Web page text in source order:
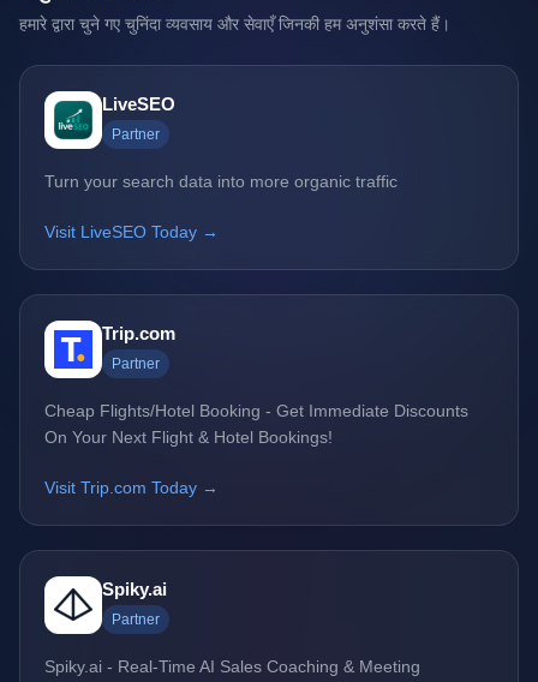
हमारे द्वारा चुने गए चुनिंदा व्यवसाय और सेवाएँ जिनकी हम अनुशंसा करते हैं।
LiveSEO
Partner
Turn your search data into more organic traffic
Visit LiveSEO Today →
Trip.com
Partner
Cheap Flights/Hotel Booking - Get Immediate Discounts
On Your Next Flight & Hotel Bookings!
Visit Trip.com Today →
Spiky.ai
Partner
Spiky.ai - Real-Time AI Sales Coaching & Meeting